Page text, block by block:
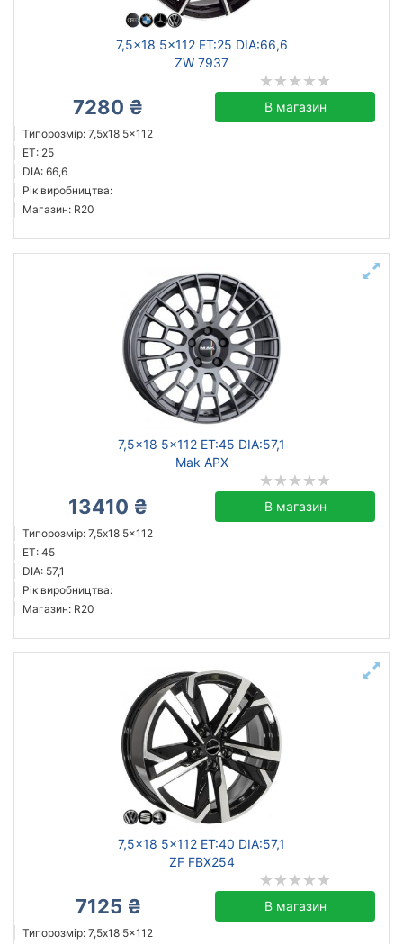
7,5x18 5x112 ET:25 DIA:66,6
ZW 7937
7280 ₴ В магазин
Типорозмір: 7,5x18 5x112
ET: 25
DIA: 66,6
Рік виробництва:
Магазин: R20
7,5x18 5x112 ET:45 DIA:57,1
Mak APX
13410 ₴ В магазин
Типорозмір: 7,5x18 5x112
ET: 45
DIA: 57,1
Рік виробництва:
Магазин: R20
7,5x18 5x112 ET:40 DIA:57,1
ZF FBX254
7125 ₴ В магазин
Типорозмір: 7,5x18 5x112